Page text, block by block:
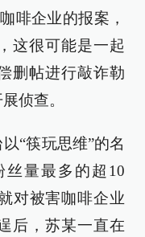
啡企业的报案，
这很可能是一起
删帖进行敲诈勒
侦查。
“筷玩思维”的名
量最多的超10
对被害咖啡企业
后，苏某一直在